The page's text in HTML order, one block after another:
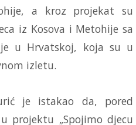
a kroz projekat su
iz Kosova i Metohije sa
u Hrvatskoj, koja su u
izletu.
je istakao da, pored
projektu „Spojimo djecu